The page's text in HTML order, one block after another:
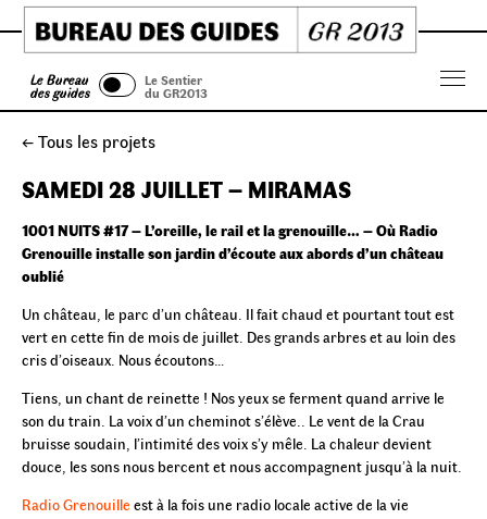
Skip
to
content
Le Bureau
des guides
Le Sentier
du GR2013
← Tous les projets
SAMEDI 28 JUILLET – MIRAMAS
1001 NUITS #17 – L’oreille, le rail et la grenouille… –Où Radio
Grenouille installe son jardin d’écoute aux abords d’un château
oublié
Un château, le parc d’un château. Il fait chaud et pourtant tout est
vert en cette fin de mois de juillet. Des grands arbres et au loin des
cris d’oiseaux. Nous écoutons…
Tiens, un chant de reinette ! Nos yeux se ferment quand arrive le
son du train. La voix d’un cheminot s’élève.. Le vent de la Crau
bruisse soudain, l’intimité des voix s’y mêle. La chaleur devient
douce, les sons nous bercent et nous accompagnent jusqu’à la nuit.
Radio Grenouille est à la fois une radio locale active de la vie